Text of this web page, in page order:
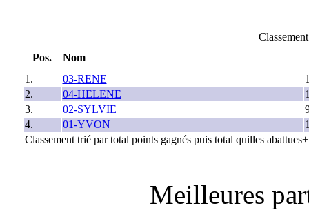
Pos.
Nom
1.
03-RENE
2.
04-HELENE
3.
02-SYLVIE
4.
01-YVON
Classement trié par total points gagnés puis total quilles
Meilleures